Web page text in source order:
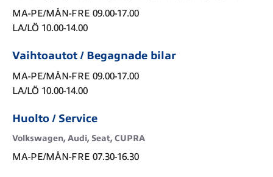
MA-PE/MÅN-FRE 09.00-17.00
LA/LÖ 10.00-14.00
Vaihtoautot / Begagnade bilar
MA-PE/MÅN-FRE 09.00-17.00
LA/LÖ 10.00-14.00
Huolto / Service
Volkswagen, Audi, Seat, CUPRA
MA-PE/MÅN-FRE 07.30-16.30